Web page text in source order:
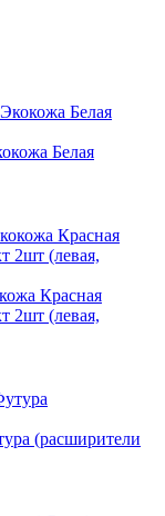
Белая
Красная
2шт (левая,
(расширители